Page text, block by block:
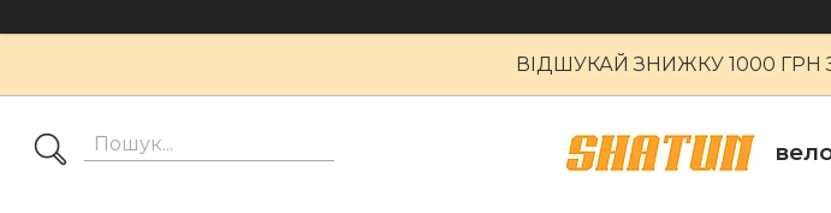
ВІДШУКАЙ ЗНИЖКУ 1000